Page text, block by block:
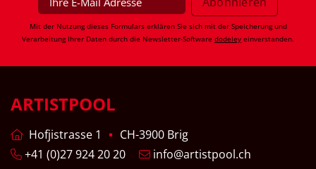
Mit der Nutzung dieses Formulars erklären Sie sich mit der Speicherung und
Verarbeitung Ihrer Daten durch die Newsletter-Software dodeley einverstanden.
ARTISTPOOL
Hofjistrasse 1
CH-3900 Brig
+41 (0)27 924 20 20
info@artistpool.ch